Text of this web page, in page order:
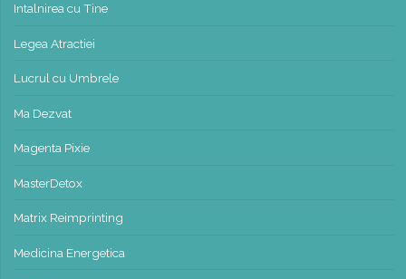
Intalnirea cu Tine
Legea Atractiei
Lucrul cu Umbrele
Ma Dezvat
Magenta Pixie
MasterDetox
Matrix Reimprinting
Medicina Energetica